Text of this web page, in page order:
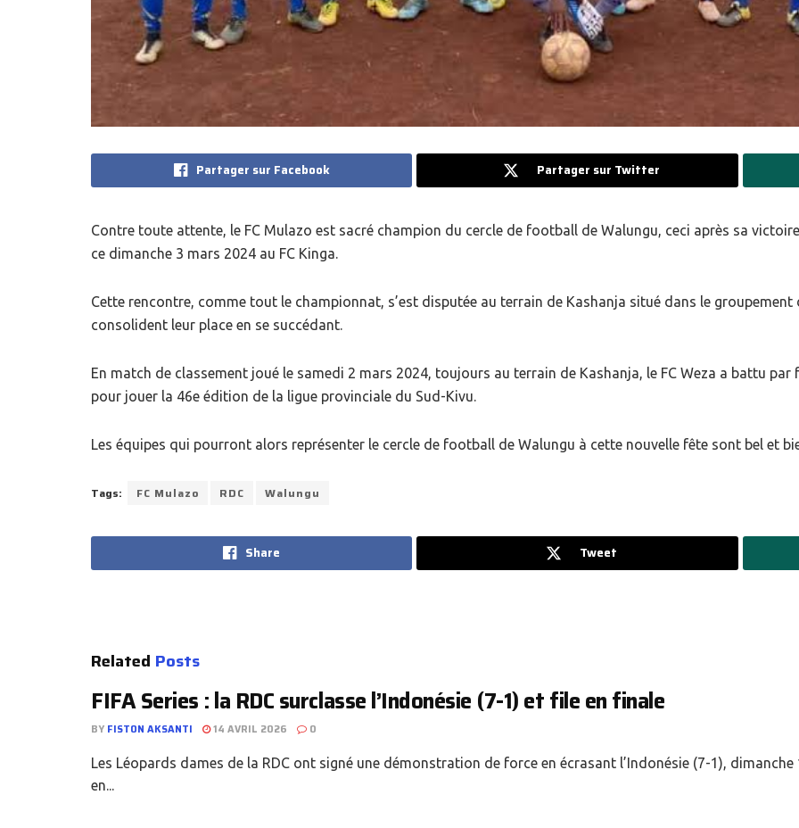
Partager sur Facebook Partager sur Twitter
Contre toute attente, le FC Mulazo est sacré champion du cercle de football de Walungu, ceci après sa
ce dimanche 3 mars 2024 au FC Kinga.
Cette rencontre, comme tout le championnat, s’est disputée au terrain de Kashanja situé dans le groupement
consolident leur place en se succédant.
En match de classement joué le samedi 2 mars 2024, toujours au terrain de Kashanja, le FC Weza a battu
pour jouer la 46e édition de la ligue provinciale du Sud-Kivu.
Les équipes qui pourront alors représenter le cercle de football de Walungu à cette nouvelle fête sont bel et
Tags: FC Mulazo RDC Walungu
Share Tweet
Related Posts
FIFA Series : la RDC surclasse l’Indonésie (7-1) et file en finale
BY FISTON AKSANTI 14 AVRIL 2026 0
Les Léopards dames de la RDC ont signé une démonstration de force en écrasant l’Indonésie (7-1), dimanche
en...